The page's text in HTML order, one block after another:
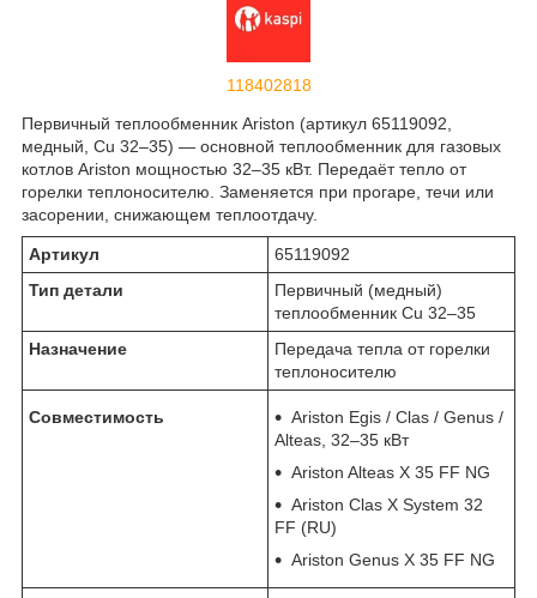
118402818
Первичный теплообменник Ariston (артикул 65119092,
медный, Cu 32–35) — основной теплообменник для газовых
котлов Ariston мощностью 32–35 кВт. Передаёт тепло от
горелки теплоносителю. Заменяется при прогаре, течи или
засорении, снижающем теплоотдачу.
Артикул
65119092
Тип детали
Первичный (медный)
теплообменник Cu 32–35
Назначение
Передача тепла от горелки
теплоносителю
Совместимость
Ariston Egis / Clas / Genus /
Alteas, 32–35 кВт
Ariston Alteas X 35 FF NG
Ariston Clas X System 32
FF (RU)
Ariston Genus X 35 FF NG